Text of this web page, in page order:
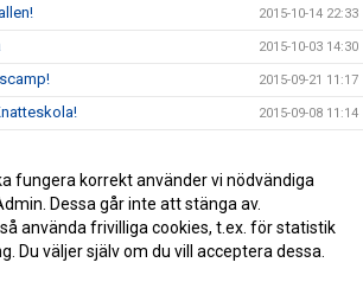
2015-10-14 22:33
2015-10-03 14:30
2015-09-21 11:17
2015-09-08 11:14
förening! 2015-09-03 17:10
ny hemsida! 2015-08-19 16:34
fungera korrekt använder vi nödvändiga
Dessa går inte att stänga av.
använda frivilliga cookies, t.ex. för statistik
Du väljer själv om du vill acceptera dessa.